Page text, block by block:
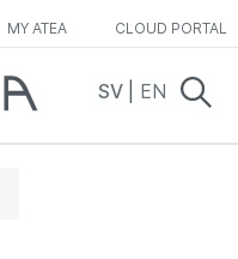
MY ATEA CLOUD PORTAL
SV EN